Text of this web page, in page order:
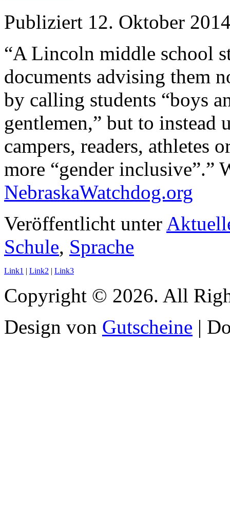
Publiziert 12. Oktober
“A Lincoln middle school
documents advising them
by calling students “boys
gentlemen,” but to instead
campers, readers, athletes
more “gender inclusive”.”
NebraskaWatchdog.org
Veröffentlicht unter
Schule, Sprache
Link1 | Link2 | Link3
Copyright © 2026. All
Design von Gutscheine |